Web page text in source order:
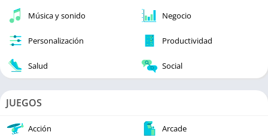
Música y sonido Negocio
Personalización Productividad
Salud Social
JUEGOS
Acción Arcade